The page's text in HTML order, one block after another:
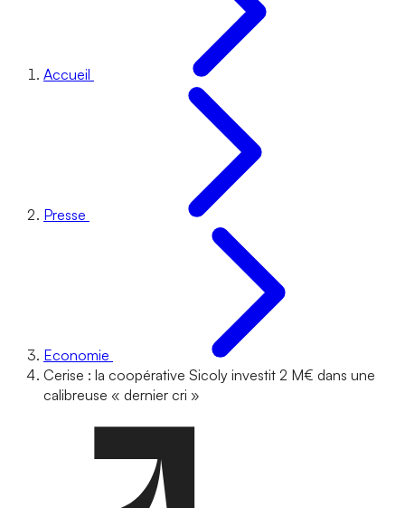
Accueil
Presse
Economie
Cerise : la coopérative Sicoly investit 2 M€ dans une
calibreuse « dernier cri »